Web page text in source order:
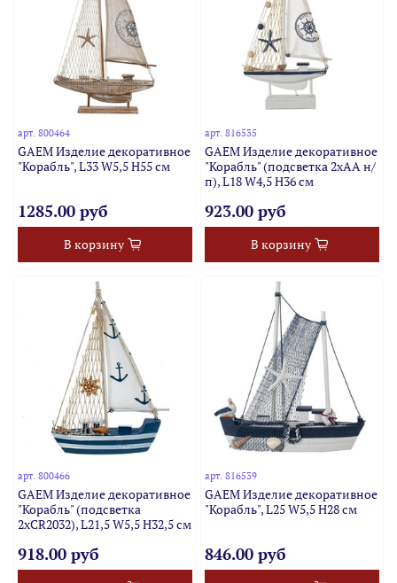
арт.800464
GAEM Изделие декоративное
"Корабль", L33 W5,5 H55 см
1285.00 руб
В корзину
арт. 816535
GAEM Изделие декоративное
"Корабль" (подсветка 2xАА н/
п), L18 W4,5 H36 см
923.00 руб
В корзину
арт.800466
GAEM Изделие декоративное
"Корабль" (подсветка
2xCR2032), L21,5 W5,5 H32,5 см
918.00 руб
арт. 816539
GAEM Изделие декоративное
"Корабль", L25 W5,5 H28 см
846.00 руб